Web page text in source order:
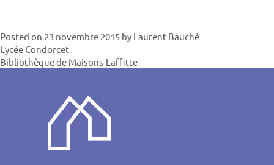
Posted on 23 novembre 2015 by Laurent Bauché
de
Lycée Condorcet
Bibliothèque de Maisons-Laffitte